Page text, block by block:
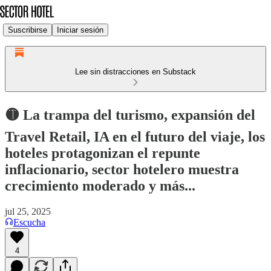
Suscribirse Iniciar sesión
Lee sin distracciones en Substack
🟡 La trampa del turismo, expansión del
Travel Retail, IA en el futuro del viaje, los
hoteles protagonizan el repunte
inflacionario, sector hotelero muestra
crecimiento moderado y más...
jul 25, 2025
Escucha
4